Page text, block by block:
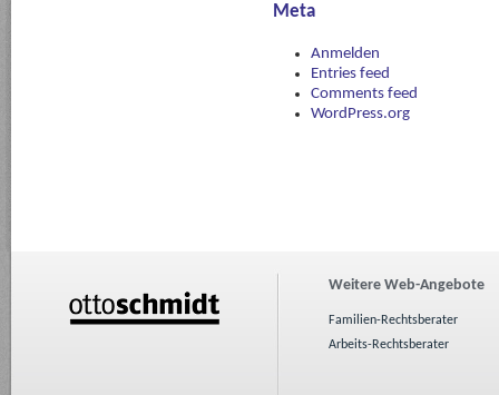
Meta
Anmelden
Entries feed
Comments feed
WordPress.org
Weitere Web-Angebote
Familien-Rechtsberater
Arbeits-Rechtsberater